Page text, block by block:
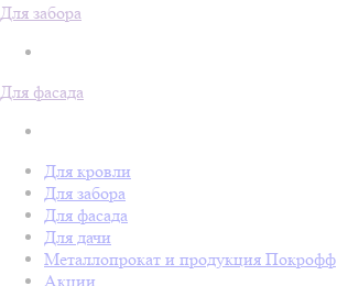
Для забора
Для фасада
Для кровли
Для забора
Для фасада
Для дачи
Металлопрокат и продукция Покрофф
Акции